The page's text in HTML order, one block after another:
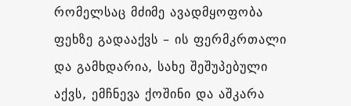
რომელსაც მძიმე ავადმყოფობა
ფეხზე გადააქვს – ის ფერმკრთალი
და გამხდარია, სახე შეშუპებული
აქვს, ემჩნევა ქოშინი და აშკარა